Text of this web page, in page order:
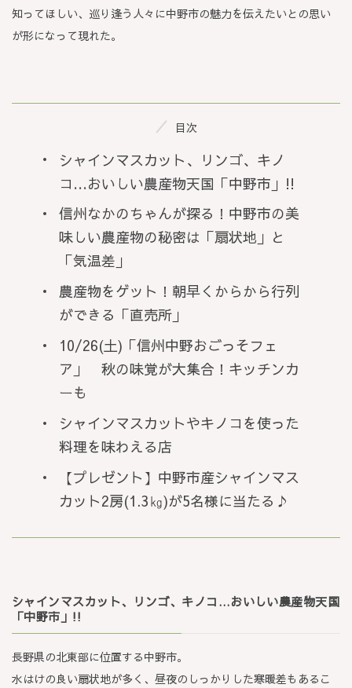
知ってほしい、巡り逢う人々に中野市の魅力を伝えたいとの思い
が形になって現れた。
目次
シャインマスカット、リンゴ、キノ
コ…おいしい農産物天国「中野市」!!
信州なかのちゃんが探る！中野市の美
味しい農産物の秘密は「扇状地」と
「気温差」
農産物をゲット！朝早くからから行列
ができる「直売所」
10/26(土)「信州中野おごっそフェ
ア」 秋の味覚が大集合！キッチンカ
ーも
シャインマスカットやキノコを使った
料理を味わえる店
【プレゼント】中野市産シャインマス
カット2房(1.3㎏)が5名様に当たる♪
シャインマスカット、リンゴ、キノコ…おいしい農産物天国
「中野市」!!
長野県の北東部に位置する中野市。
水はけの良い扇状地が多く、昼夜のしっかりした寒暖差もあるこ